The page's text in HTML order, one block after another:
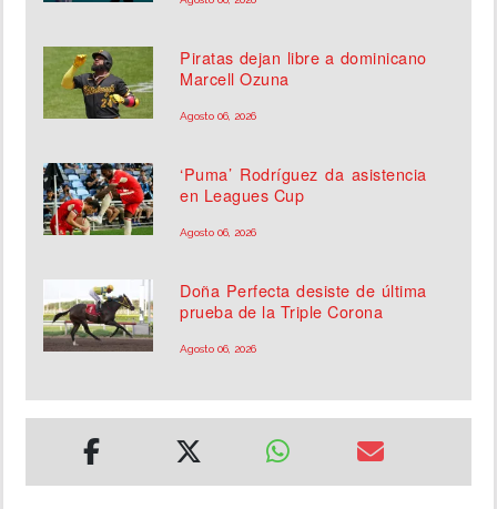
Piratas dejan libre a dominicano
Marcell Ozuna
Agosto 06, 2026
‘Puma’ Rodríguez da asistencia
en Leagues Cup
Agosto 06, 2026
Doña Perfecta desiste de última
prueba de la Triple Corona
Agosto 06, 2026